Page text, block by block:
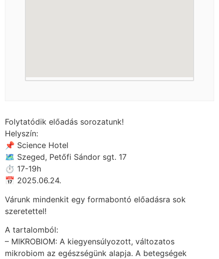
Folytatódik előadás sorozatunk!
Helyszín:
📌 Science Hotel
🗺 Szeged, Petőfi Sándor sgt. 17
⏱ 17-19h
📅 2025.06.24.
Várunk mindenkit egy formabontó előadásra sok
szeretettel!
A tartalomból:
– MIKROBIOM: A kiegyensúlyozott, változatos
mikrobiom az egészségünk alapja. A betegségek